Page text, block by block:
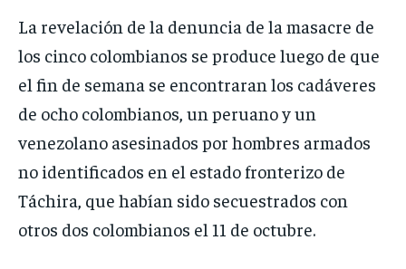
La revelación de la denuncia de la masacre de
los cinco colombianos se produce luego de que
el fin de semana se encontraran los cadáveres
de ocho colombianos, un peruano y un
venezolano asesinados por hombres armados
no identificados en el estado fronterizo de
Táchira, que habían sido secuestrados con
otros dos colombianos el 11 de octubre.